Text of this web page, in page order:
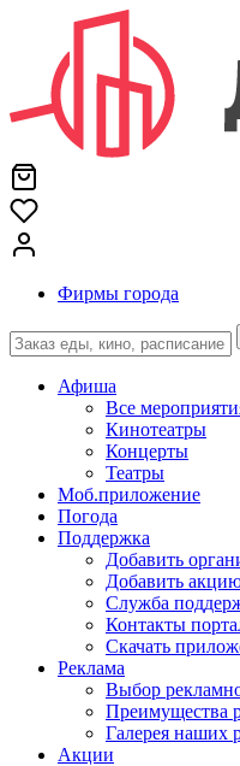
Фирмы города
Афиша
Все
Кинотеатры
Концерты
Театры
Моб.приложение
Погода
Поддержка
Добавить
Добавить
Служба
Контакты
Скачать
Реклама
Выбор
Преимущества
Галерея наших
Акции